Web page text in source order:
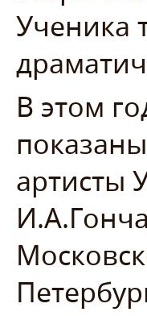
Ученика
В этом
артисты